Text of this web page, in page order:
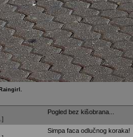
Raingirl.
]
Pogled bez kišobrana...
Simpa faca odlučnog koraka!